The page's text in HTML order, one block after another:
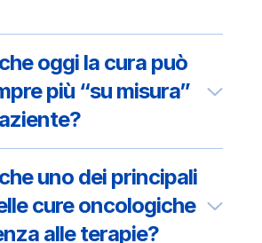
oggi la cura può
più “su misura”
uno dei principali
cure oncologiche
alle terapie?